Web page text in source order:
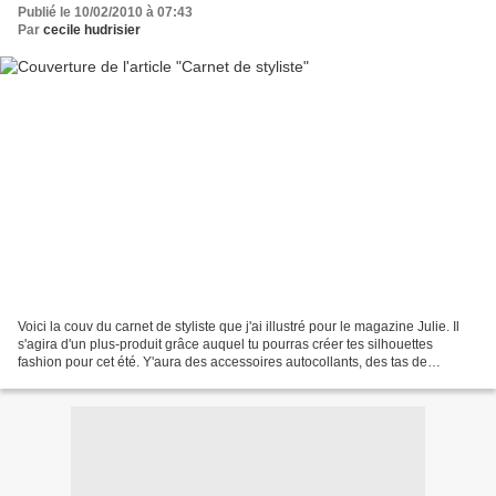
Publié le 10/02/2010 à 07:43
Par cecile hudrisier
Voici la couv du carnet de styliste que j'ai illustré pour le magazine Julie. Il
s'agira d'un plus-produit grâce auquel tu pourras créer tes silhouettes
fashion pour cet été. Y'aura des accessoires autocollants, des tas de